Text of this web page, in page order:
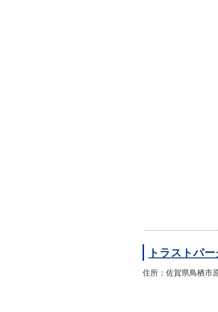
トラストパ
住所：佐賀県鳥栖市